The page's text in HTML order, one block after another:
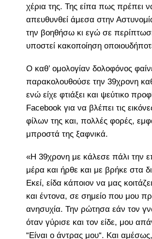
χέρια της. Της είπα πως πρέπει
απευθυνθεί άμεσα στην
την βοηθήσω κι εγώ σε
υποστεί κακοποίηση
Ο καθ’ ομολογίαν δολοφόνος
παρακολουθούσε την 39χρονη
ενώ είχε φτιάξει και ψεύτικο
Facebook για να βλέπει τις
φίλων της και, πολλές φορές,
μπροστά της ξαφνικά.
«Η 39χρονη με κάλεσε πάλι την
μέρα και ήρθε και με βρήκε στα
Εκεί, είδα κάποιον να μας
και έντονα, σε σημείο που μου
ανησυχία. Την ρώτησα εάν τον
όταν γύρισε και τον είδε, μου
“Είναι ο άντρας μου“. Και αμέσως,